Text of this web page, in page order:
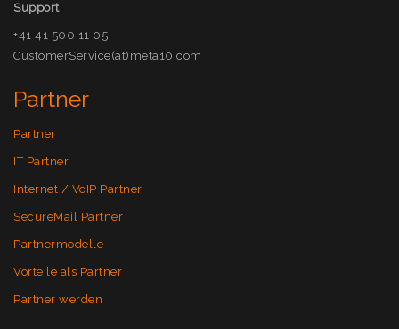
Support
+41 41 500 11 05
CustomerService(at)meta10.com
Partner
Partner
IT Partner
Internet / VoIP Partner
SecureMail Partner
Partnermodelle
Vorteile als Partner
Partner werden